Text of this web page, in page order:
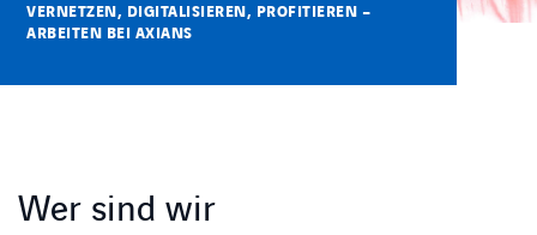
VERNETZEN, DIGITALISIEREN, PROFITIEREN –
ARBEITEN BEI AXIANS
Wer sind wir